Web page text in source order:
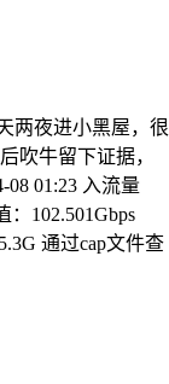
两夜进小黑屋，很
吹牛留下证据，
08 01:23 入流量
：102.501Gbps
通过cap文件查